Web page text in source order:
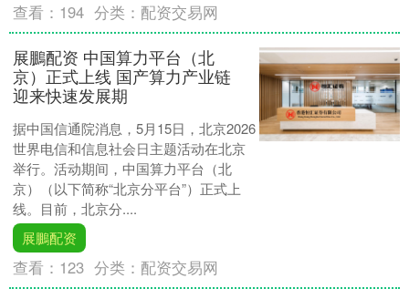
查看： 194 分类： 配资交易网
展鵬配资 中国算力平台（北
京）正式上线 国产算力产业链
迎来快速发展期
据中国信通院消息，5月15日，北京2026
世界电信和信息社会日主题活动在北京
举行。活动期间，中国算力平台（北
京）（以下简称“北京分平台”）正式上
线。目前，北京分....
展鵬配资
查看： 123 分类： 配资交易网